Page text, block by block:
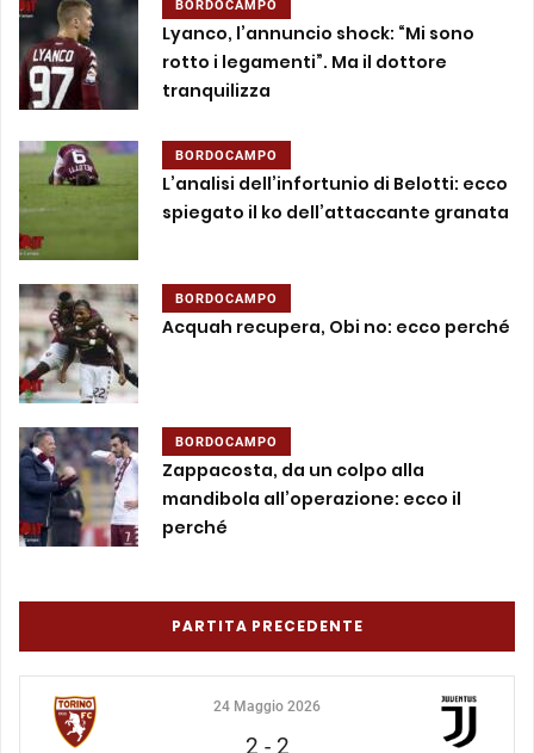
BORDOCAMPO
Lyanco, l’annuncio shock: “Mi sono
rotto i legamenti”. Ma il dottore
tranquilizza
BORDOCAMPO
L’analisi dell’infortunio di Belotti: ecco
spiegato il ko dell’attaccante granata
BORDOCAMPO
Acquah recupera, Obi no: ecco perché
BORDOCAMPO
Zappacosta, da un colpo alla
mandibola all’operazione: ecco il
perché
PARTITA PRECEDENTE
24 Maggio 2026
2 - 2